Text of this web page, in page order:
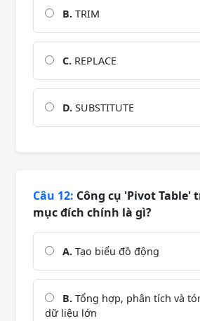
B. TRIM
C. REPLACE
D. SUBSTITUTE
Câu 12: Công cụ 'Pivot Table'
mục đích chính là gì?
A. Tạo biểu đồ động
B. Tổng hợp, phân tích và
dữ liệu lớn